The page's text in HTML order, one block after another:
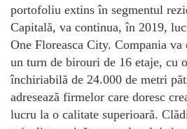
portofoliu extins în segmentul
Capitală, va continua, în 2019,
One Floreasca City. Compania va
un turn de birouri de 16 etaje, cu
închiriabilă de 24.000 de metri
adresează firmelor care doresc
lucru la o calitate superioară.